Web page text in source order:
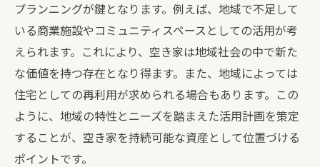
空き家を魅力的にするリノベーションのヒ
ント
投資価値を高めるための空き家管理戦略
地域文化を反映させた空き家活用の新しい
形
プランニングが鍵となります。例えば、地域で不足して
いる商業施設やコミュニティスペースとしての活用が考
えられます。これにより、空き家は地域社会の中で新た
な価値を持つ存在となり得ます。また、地域によっては
住宅としての再利用が求められる場合もあります。この
ように、地域の特性とニーズを踏まえた活用計画を策定
することが、空き家を持続可能な資産として位置づける
ポイントです。